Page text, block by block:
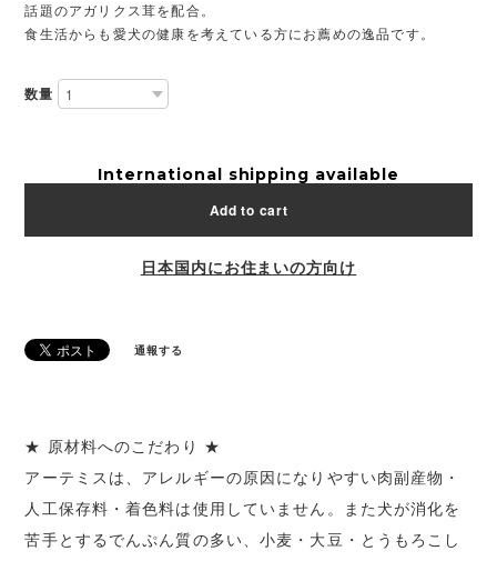
話題のアガリクス茸を配合。
食生活からも愛犬の健康を考えている方にお薦めの逸品です。
数量
International shipping available
Add to cart
日本国内にお住まいの方向け
通報する
★ 原材料へのこだわり ★
アーテミスは、アレルギーの原因になりやすい肉副産物・
人工保存料・着色料は使用していません。また犬が消化を
苦手とするでんぷん質の多い、小麦・大豆・とうもろこし